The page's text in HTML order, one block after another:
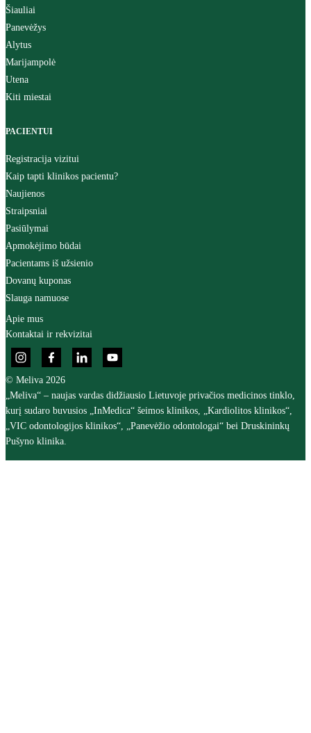
Šiauliai
Panevėžys
Alytus
Marijampolė
Utena
Kiti miestai
PACIENTUI
Registracija vizitui
Kaip tapti klinikos pacientu?
Naujienos
Straipsniai
Pasiūlymai
Apmokėjimo būdai
Pacientams iš užsienio
Dovanų kuponas
Slauga namuose
Apie mus
Kontaktai ir rekvizitai
© Meliva 2026
„Meliva“ – naujas vardas didžiausio Lietuvoje privačios medicinos tinklo,
kurį sudaro buvusios „InMedica“ šeimos klinikos, „Kardiolitos klinikos“,
„VIC odontologijos klinikos“, „Panevėžio odontologai“ bei Druskininkų
Pušyno klinika.